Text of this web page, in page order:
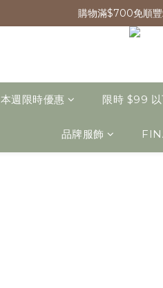
購物滿$700免順
本週限時優惠 限時 $99 以
品牌服飾